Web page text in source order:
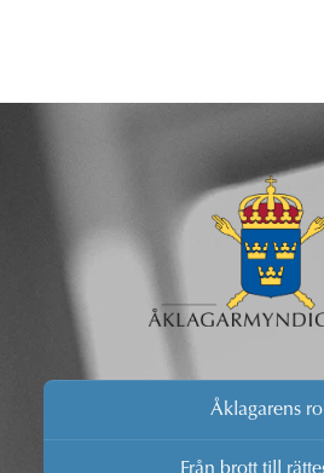
Åklagarens roll
Från brott till